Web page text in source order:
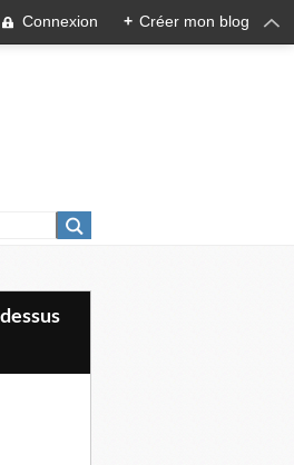
Connexion + Créer mon blog